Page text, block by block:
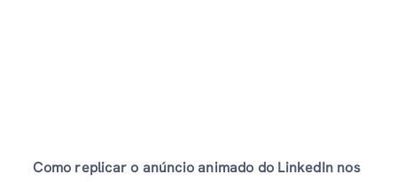
Como replicar o anúncio animado do LinkedIn nos